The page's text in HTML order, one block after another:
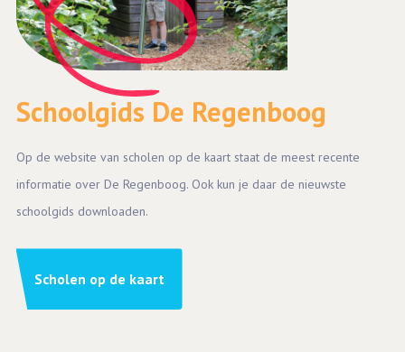
Schoolgids De Regenboog
Op de website van scholen op de kaart staat de meest recente
informatie over De Regenboog. Ook kun je daar de nieuwste
schoolgids downloaden.
Scholen op de kaart